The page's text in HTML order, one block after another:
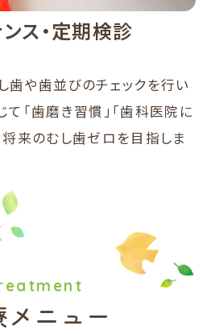
ス・定期検診
歯や歯並びのチェックを行い
て「歯磨き習慣」「歯科医院に
将来のむし歯ゼロを目指しま
メニュー